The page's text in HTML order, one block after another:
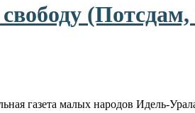
(Потсдам,
газета малых народов Идель-